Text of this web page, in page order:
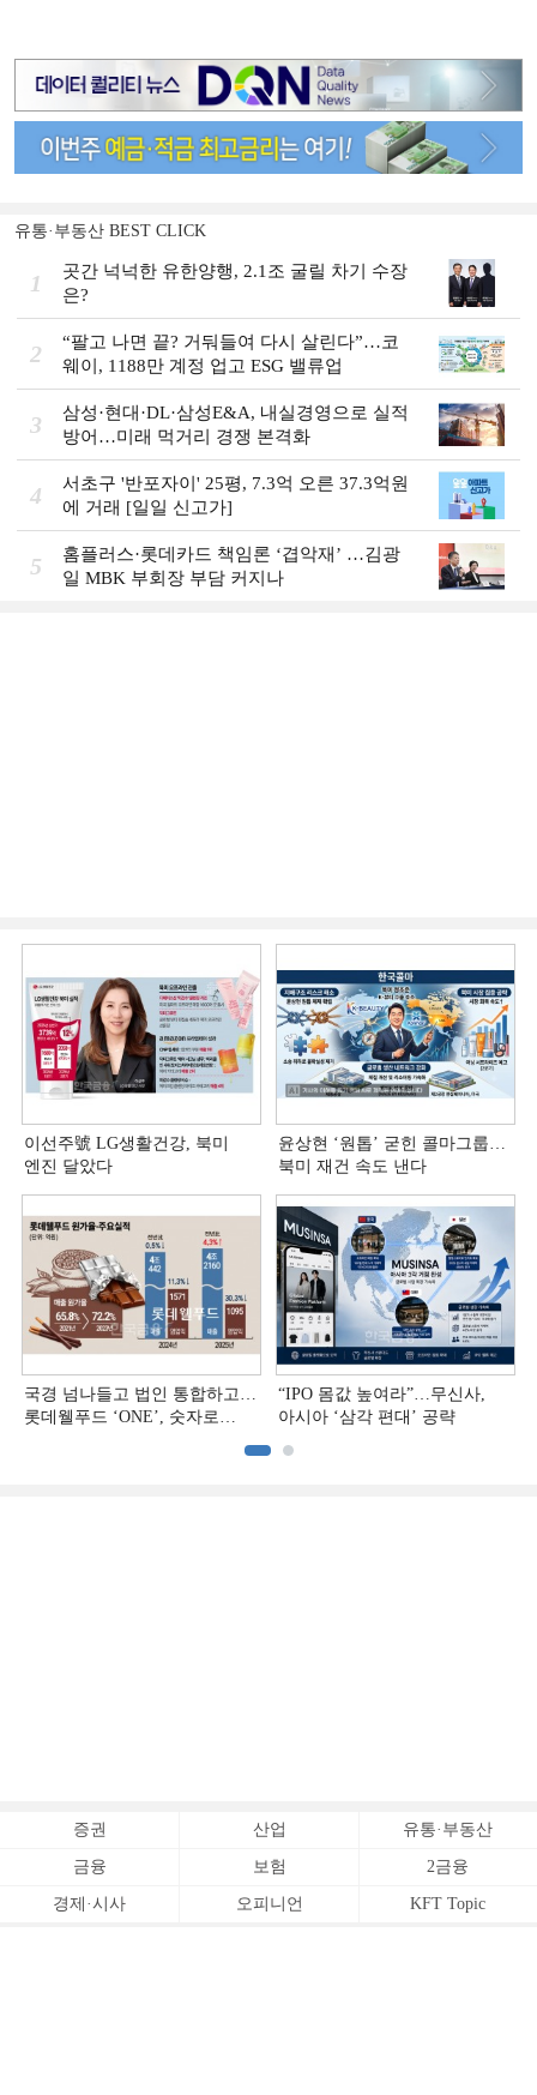
유통·부동산 BEST CLICK
1
곳간 넉넉한 유한양행, 2.1조 굴릴 차기 수장
은?
2
“팔고 나면 끝? 거둬들여 다시 살린다”…코
웨이, 1188만 계정 업고 ESG 밸류업
3
삼성·현대·DL·삼성E&A, 내실경영으로 실적
방어…미래 먹거리 경쟁 본격화
4
서초구 '반포자이' 25평, 7.3억 오른 37.3억원
에 거래 [일일 신고가]
5
홈플러스·롯데카드 책임론 ‘겹악재’ …김광
일 MBK 부회장 부담 커지나
이선주號 LG생활건강, 북미
엔진 달았다
윤상현 ‘원톱ʼ 굳힌 콜마그룹…
북미 재건 속도 낸다
국경 넘나들고 법인 통합하고…
롯데웰푸드 ‘ONE’, 숫자로
“IPO 몸값 높여라”…무신사,
아시아 ‘삼각 편대’ 공략
증권 산업 유통·부동산
금융 보험 2금융
경제·시사 오피니언 KFT Topic